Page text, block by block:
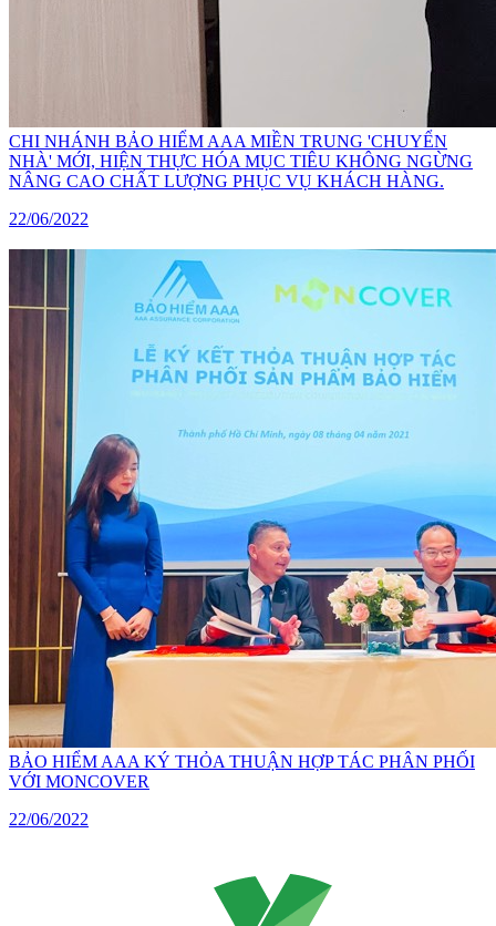
CHI NHÁNH BẢO HIỂM AAA MIỀN TRUNG 'CHUYỂN
NHÀ' MỚI, HIỆN THỰC HÓA MỤC TIÊU KHÔNG NGỪNG
NÂNG CAO CHẤT LƯỢNG PHỤC VỤ KHÁCH HÀNG.
22/06/2022
BẢO HIỂM AAA KÝ THỎA THUẬN HỢP TÁC PHÂN PHỐI
VỚI MONCOVER
22/06/2022